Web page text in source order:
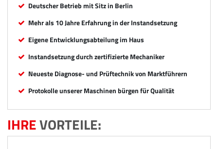
Deutscher Betrieb mit Sitz in Berlin
Mehr als 10 Jahre Erfahrung in der Instandsetzung
Eigene Entwicklungsabteilung im Haus
Instandsetzung durch zertifizierte Mechaniker
Neueste Diagnose- und Prüftechnik von Marktführern
Protokolle unserer Maschinen bürgen für Qualität
IHREVORTEILE: